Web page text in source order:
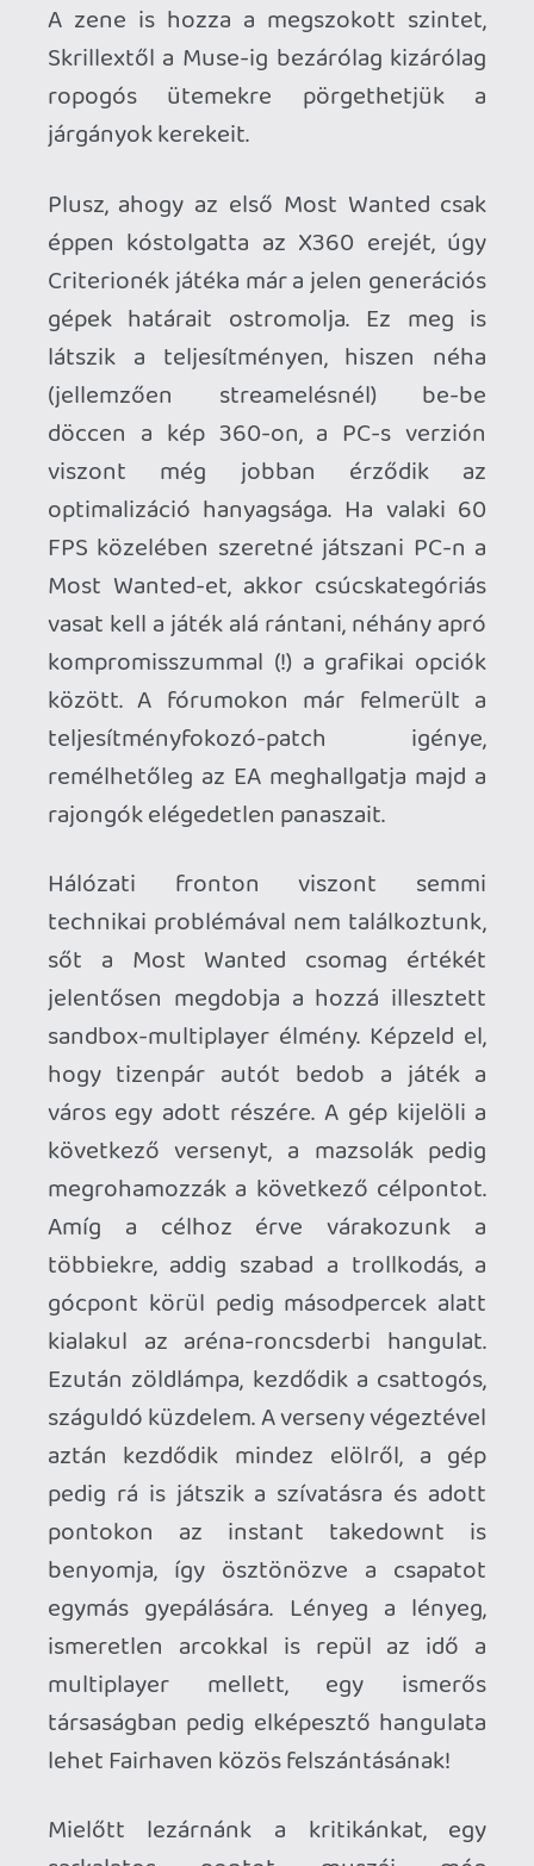
versenyszámok között mindig ott az
“easy” futam, amivel viszonylag sokáig
húzható a játék. A nehezebb
fokozatokon viszont iszonyatosan
előjön a gumiszálakon versenyző
ellenfél-boly bosszantó természete.
túl sok helyen “akadhatunk fel” az
autónkkal, és könnyű full karambolban
végezni például egy korláttal történő
A rendőrök sem kímélnek minket, ezzel
pedig némi
hit and miss jelleget kapnak a
versenyek. A biztos győzelmet egy
random elénkdobott szögeslánc, vagy
egy elénk durrantó rendőrautó is képes
meghiúsítani. Ráadásként a kelleténél
gyakrabban van olyan pillanat, ahol a
sebességérzet és a dinamikus effektek
mellett a pályát egyszerűen nem lehet
belátni. Betanulással ezen problémák
java végül is kezelhető, az Easy Drive
pedig megkönnyíti az újrakezdést és
minimalizálja a tétlen autókázás
mennyiségét. A cikk elején említett flow-
ból történő frusztráló ki-kiszakadás
azonban olyan hiba, amit nem lehet szó
nélkül hagyni.
*Az új Need for Speed epizóddal a közös
szimpátia hamar, a vad szerelem azonban
csak később alakul ki, a már emlegetett
apróságok miatt. Criterionék most sem
voltak restek saját tehetségükkel
újraszínezni a sorozat következő
állomását, a készítők régi követőinek
pedig jó hír, hogy NFS talán még soha
nem volt ennyire Burnout.
Ez a tény azonban fordítva is igaz: a Most
Wanted a sok-sok párhuzam ellenére
sem a következő Burnout epizód. Sokkal
inkább egy nagyon tisztességes,
élvezetes és minőségi árkád autóverseny,
amely a tiszta játékmechanika és a
csillogó felszín prioritását az NFS-ekre
jellemző módon képes a feje tetejére
állítani. *
Ahhoz, hogy te is hozzászólj, be kell
jelentkezned!
1 / 4
Vuxy 2014.01.08 12:35:32 #011k5
Ha valaki PC-n játszik vele az ha gondolja
vegyen fel a friendlistre. Origin ID: Vuxy
alf22 2012.12.21 15:02:04 #011k4
No1 játék lett nálam.